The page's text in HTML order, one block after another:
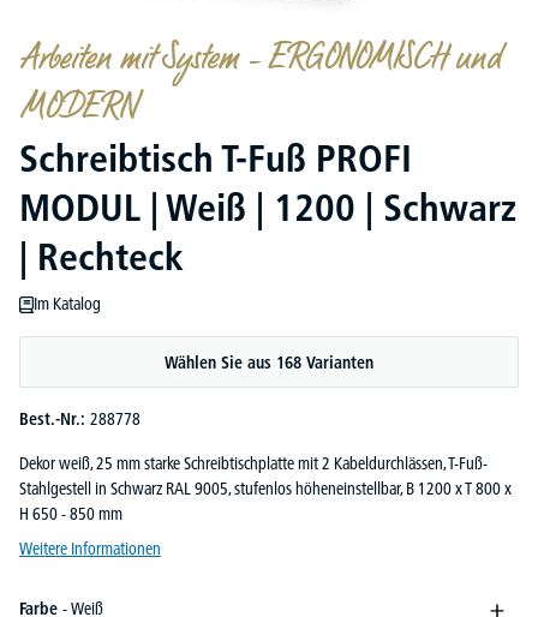
Arbeiten mit System – ERGONOMISCH und
MODERN
Schreibtisch T-Fuß PROFI
MODUL | Weiß | 1200 | Schwarz
| Rechteck
Im Katalog
Wählen Sie aus 168 Varianten
Best.-Nr.: 288778
Dekor weiß, 25 mm starke Schreibtischplatte mit 2 Kabeldurchlässen, T-Fuß-
Stahlgestell in Schwarz RAL 9005, stufenlos höheneinstellbar, B 1200 x T 800 x
H 650 - 850 mm
Weitere Informationen
Farbe - Weiß